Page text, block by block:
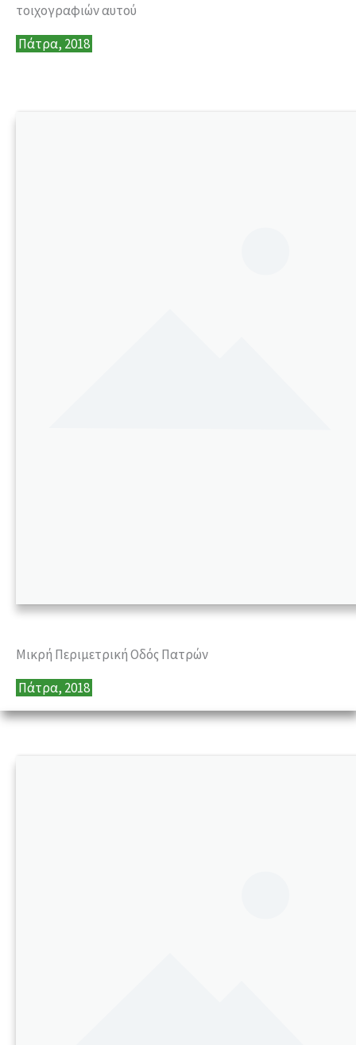
τοιχογραφιών αυτού
Πάτρα, 2018
Μικρή Περιμετρική Οδός Πατρών
Πάτρα, 2018